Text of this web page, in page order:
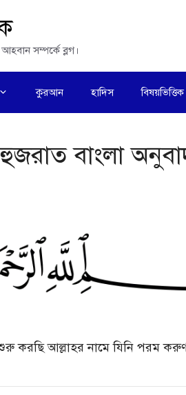
সম্পর্কে ব্লগ।
কুরআন হাদিস
বাংলা
করছি আল্লাহর নামে যিনি পরম